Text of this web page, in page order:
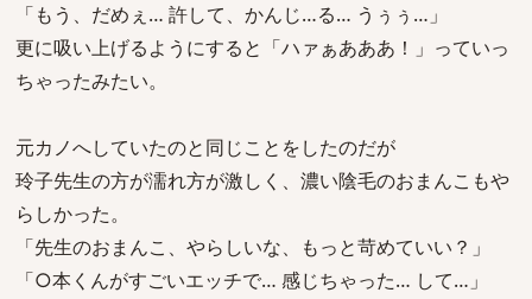
「もう、だめぇ… 許して、かんじ…る… うぅぅ…」
更に吸い上げるようにすると「ハァぁあああ！」っていっ
ちゃったみたい。
元カノへしていたのと同じことをしたのだが
玲子先生の方が濡れ方が激しく、濃い陰毛のおまんこもや
らしかった。
「先生のおまんこ、やらしいな、もっと苛めていい？」
「○本くんがすごいエッチで… 感じちゃった… して…」